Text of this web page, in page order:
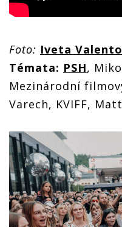
Foto: Iveta
Témata: PSH,
Mezinárodní
Varech, KVIFF,